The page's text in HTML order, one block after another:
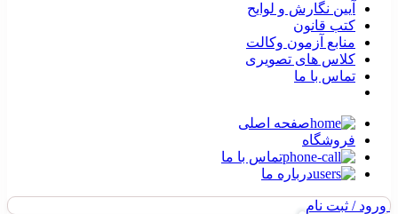
آیین نگارش و لوایح
کتب قانون
منابع آزمون وکالت
کلاس های تصویری
تماس با ما
صفحه اصلی
فروشگاه
تماس با ما
درباره ما
ورود / ثبت نام